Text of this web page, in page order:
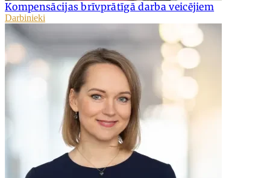
Kompensācijas brīvprātīgā darba veicējiem
Darbinieki